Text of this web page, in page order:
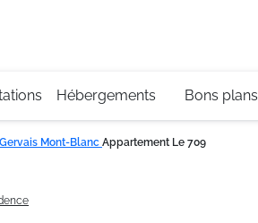
Hébergements Bons plans
Mont-Blanc Appartement Le 709